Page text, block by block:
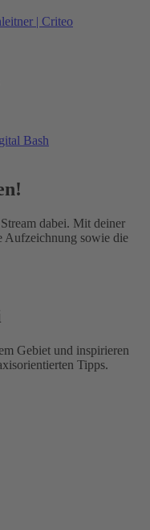
| Criteo
Bash
dabei. Mit deiner
Aufzeichnung sowie die
Gebiet und inspirieren
Tipps.